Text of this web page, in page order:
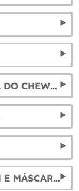
FATOS DE CHEWBACCA – MÁSCARA DO CHEWBACCA
FATOS DE CARNAVAL DE KYLO REN E MÁSCARAS